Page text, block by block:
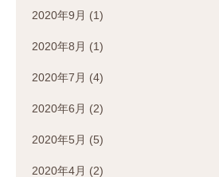
2020年9月 (1)
2020年8月 (1)
2020年7月 (4)
2020年6月 (2)
2020年5月 (5)
2020年4月 (2)